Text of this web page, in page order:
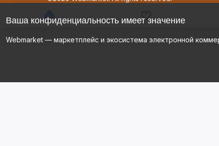
Ваша конфиденциальность имеет значение
Webmarket — маркетплейс и экосистема электронной